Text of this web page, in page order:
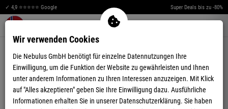
✓ 4,9 ⭐⭐⭐⭐⭐ Google Super Deals bis zu -80%
Warenkorb aufklappen
Wir verwenden Cookies
Die Nebulus GmbH benötigt für einzelne Datennutzungen Ihre
Einwilligung, um die Funktion der Website zu gewährleisten und Ihnen
unter anderem Informationen zu Ihren Interessen anzuzeigen. Mit Klick
auf "Alles akzeptieren" geben Sie Ihre Einwilligung dazu. Ausführliche
Informationen erhalten Sie in unserer Datenschutzerklärung. Sie haben